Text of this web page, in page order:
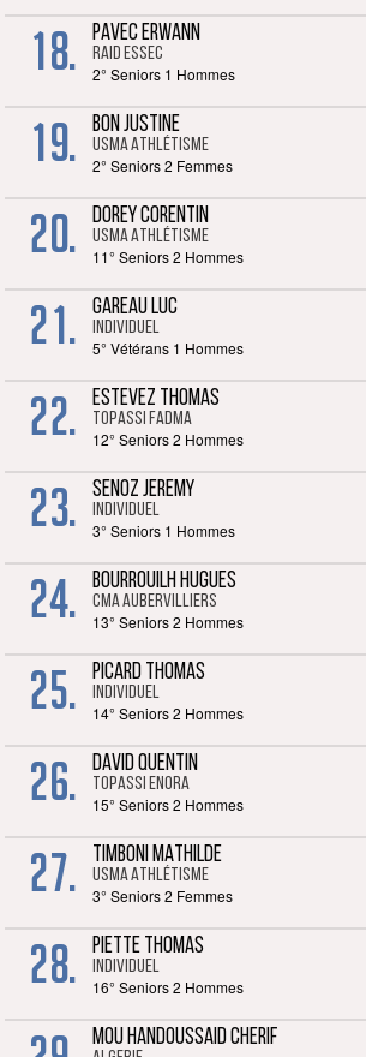
18. PAVEC ERWANN
Raid Essec
2° Seniors 1 Hommes
19. BON JUSTINE
USMA Athlétisme
2° Seniors 2 Femmes
20. DOREY CORENTIN
USMA Athlétisme
11° Seniors 2 Hommes
21. GAREAU LUC
Individuel
5° Vétérans 1 Hommes
22. ESTEVEZ THOMAS
TOPASSI Fadma
12° Seniors 2 Hommes
23. SENOZ JEREMY
Individuel
3° Seniors 1 Hommes
24. BOURROUILH HUGUES
CMA Aubervilliers
13° Seniors 2 Hommes
25. PICARD THOMAS
Individuel
14° Seniors 2 Hommes
26. DAVID QUENTIN
TOPASSI Enora
15° Seniors 2 Hommes
27. TIMBONI MATHILDE
USMA Athlétisme
3° Seniors 2 Femmes
28. PIETTE THOMAS
Individuel
16° Seniors 2 Hommes
MOU HANDOUSSAID CHERIF